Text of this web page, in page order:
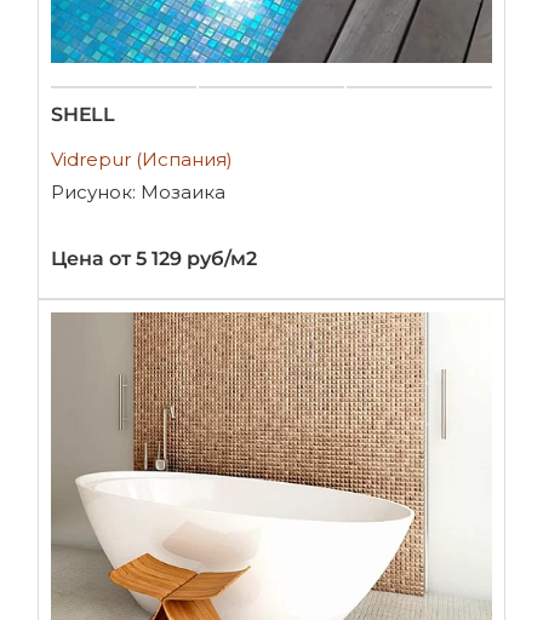
SHELL
Vidrepur (Испания)
Рисунок: Мозаика
Цена от 5 129 руб/м2